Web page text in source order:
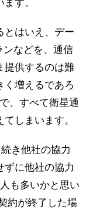
とはいえ、デー
などを、通信
提供するのは難
く増えるであろ
、すべて衛星通
しまいます。
き他社の協力
ずに他社の協力
も多いかと思い
約が終了した場